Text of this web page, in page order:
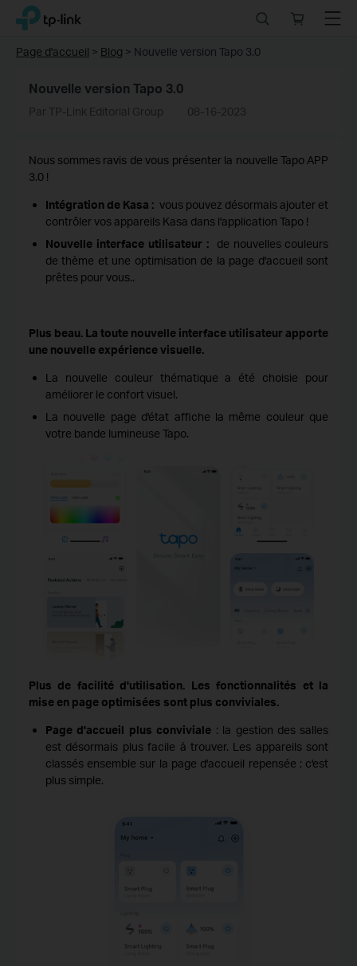
Click
the
TP-Link, Reliably Smart
store
Menu
Page d'accueil > Blog > Nouvelle version Tapo 3.0
Nouvelle version Tapo 3.0
Par TP-Link Editorial Group 08-16-2023
Nous sommes ravis de vous présenter la nouvelle Tapo APP
3.0 !
Intégration de Kasa : vous pouvez désormais ajouter et
contrôler vos appareils Kasa dans l'application Tapo !
Nouvelle interface utilisateur :de nouvelles couleurs
de thème et une optimisation de la page d'accueil sont
prêtes pour vous..
Plus beau. La toute nouvelle interface utilisateur apporte
une nouvelle expérience visuelle.
La nouvelle couleur thématique a été choisie pour
améliorer le confort visuel.
La nouvelle page d'état affiche la même couleur que
votre bande lumineuse Tapo.
Plus de facilité d'utilisation. Les fonctionnalités et la
mise en page optimisées sont plus conviviales.
Page d'accueil plus conviviale : la gestion des salles
est désormais plus facile à trouver. Les appareils sont
classés ensemble sur la page d'accueil repensée ; c'est
plus simple.